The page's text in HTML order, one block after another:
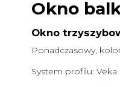
Okno
Okno
Ponadczasowy,
System profilu: Veka